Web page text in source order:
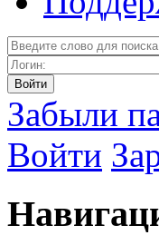
Забыли
Войти